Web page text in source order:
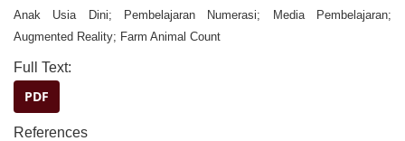
Anak Usia Dini; Pembelajaran Numerasi; Media Pembelajaran;
Augmented Reality; Farm Animal Count
Full Text:
PDF
References